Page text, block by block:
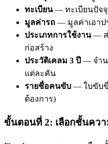
ทะเบียน— ทะเบียนปัจ
มูลค่ารถ — มูลค่าเอาป
ประเภทการใช้งาน— ส่
ก่อสร้าง
ประวัติเคลม 3 ปี — จำน
แต่ละคัน
รายชื่อคนขับ — ใบขับ
ต้องการ)
ขั้นตอนที่ 2: เลือกชั้นคว